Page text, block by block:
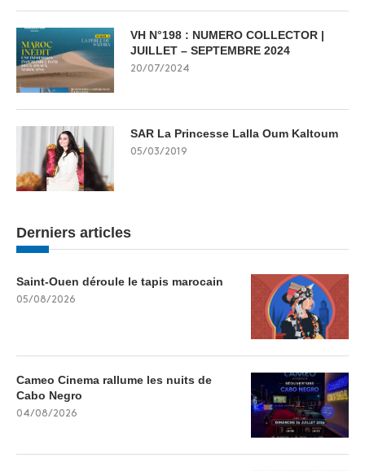
VH N°198 : NUMERO COLLECTOR |
JUILLET – SEPTEMBRE 2024
20/07/2024
SAR La Princesse Lalla Oum Kaltoum
05/03/2019
Derniers articles
Saint-Ouen déroule le tapis marocain
05/08/2026
Cameo Cinema rallume les nuits de
Cabo Negro
04/08/2026